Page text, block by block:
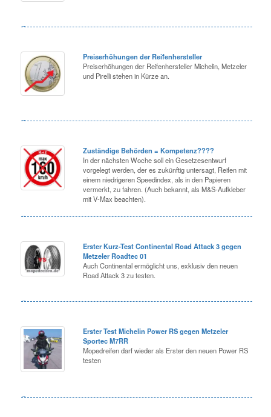
Preiserhöhungen der Reifenhersteller
Preiserhöhungen der Reifenhersteller Michelin, Metzeler
und Pirelli stehen in Kürze an.
Zuständige Behörden = Kompetenz????
In der nächsten Woche soll ein Gesetzesentwurf
vorgelegt werden, der es zukünftig untersagt, Reifen mit
einem niedrigeren Speedindex, als in den Papieren
vermerkt, zu fahren. (Auch bekannt, als M&S-Aufkleber
mit V-Max beachten).
Erster Kurz-Test Continental Road Attack 3 gegen
Metzeler Roadtec 01
Auch Continental ermöglicht uns, exklusiv den neuen
Road Attack 3 zu testen.
Erster Test Michelin Power RS gegen Metzeler
Sportec M7RR
Mopedreifen darf wieder als Erster den neuen Power RS
testen